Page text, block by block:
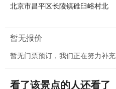
北京市昌平区长陵镇碓臼峪村北
暂无报价
暂无门票预订，我们正在努力补充
看了该景点的人还看了